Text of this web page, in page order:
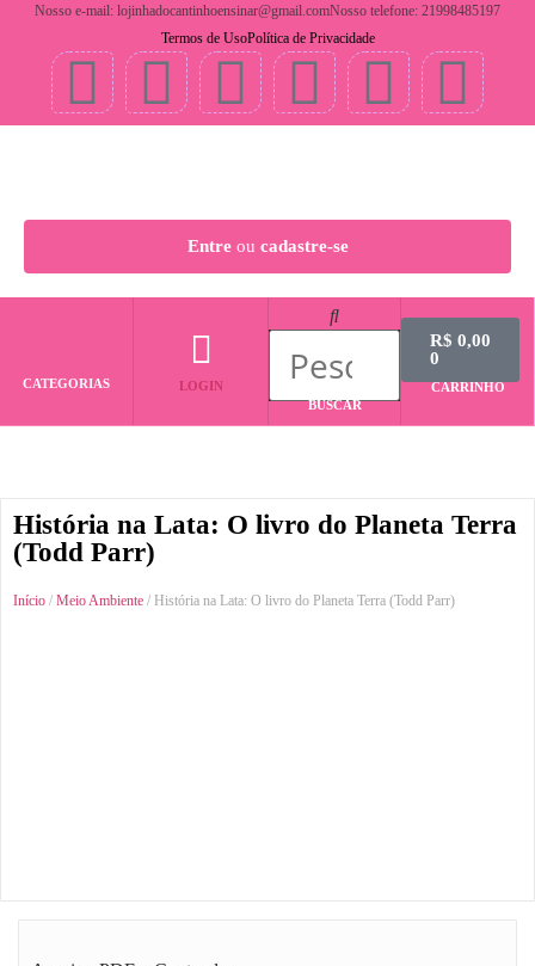
Nosso e-mail: lojinhadocantinhoensinar@gmail.comNosso telefone: 21998485197
Termos de UsoPolítica de Privacidade
Entreou cadastre-se
CATEGORIAS
LOGIN
BUSCAR
R$ 0,00
0
CARRINHO
História na Lata: O livro do Planeta Terra
(Todd Parr)
Início / Meio Ambiente / História na Lata: O livro do Planeta Terra (Todd Parr)